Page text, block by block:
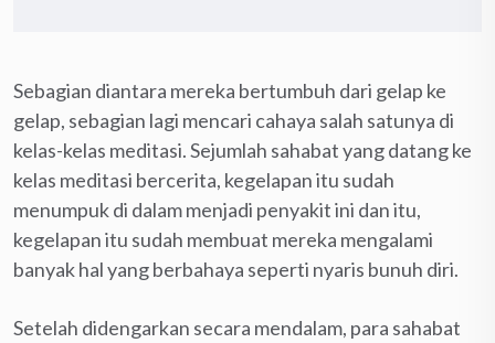
Sebagian diantara mereka bertumbuh dari gelap ke
gelap, sebagian lagi mencari cahaya salah satunya di
kelas-kelas meditasi. Sejumlah sahabat yang datang ke
kelas meditasi bercerita, kegelapan itu sudah
menumpuk di dalam menjadi penyakit ini dan itu,
kegelapan itu sudah membuat mereka mengalami
banyak hal yang berbahaya seperti nyaris bunuh diri.
Setelah didengarkan secara mendalam, para sahabat